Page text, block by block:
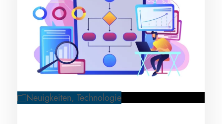
Neuigkeiten, Technologie